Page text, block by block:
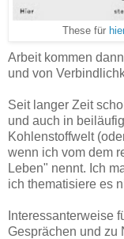
These für
Arbeit kommen
und von
Seit langer Zeit
und auch in
Kohlenstoffwelt
wenn ich vom dem
Leben" nennt. Ich
ich thematisiere es
Interessanterweise
Gesprächen und zu